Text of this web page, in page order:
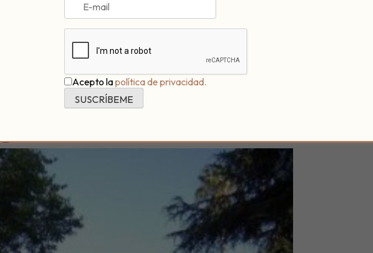
casi nada y sin embargote aporta mucho, porquemejora el estado de salud general
#zapatillas en la #maleta para mi visita a @CórdobaESP alojándome en el maravilloso
entre sus destinos, porque la ciudad cuenta con
para
media maratón
Cruz Conde
Acepto lapolítica de privacidad.